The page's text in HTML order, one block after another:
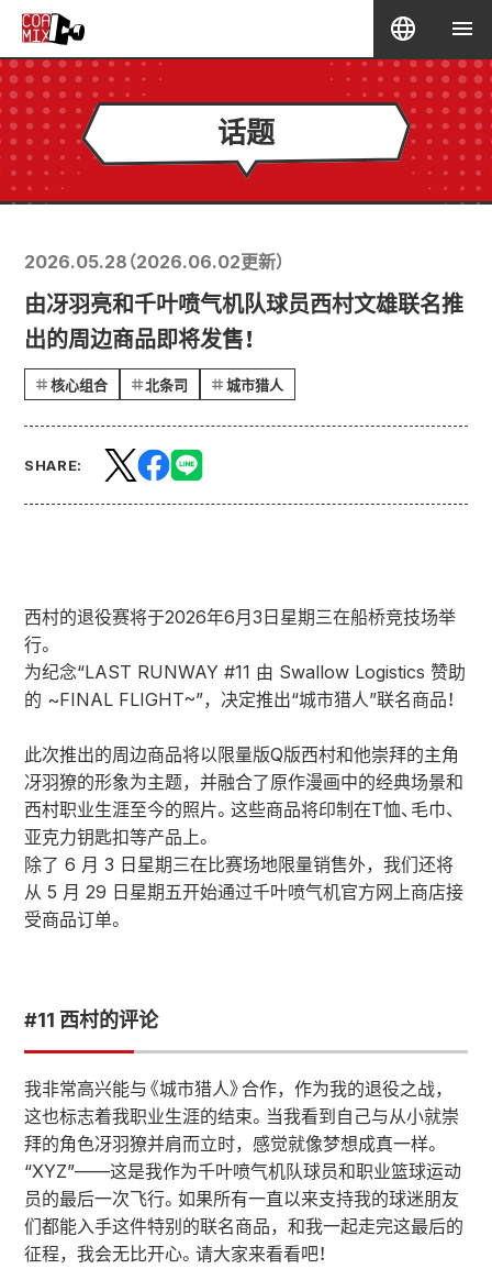
话题
2026.05.28 （2026.06.02更新）
由冴羽亮和千叶喷气机队球员西村文雄联名推
出的周边商品即将发售！
核心组合 北条司 城市猎人
SHARE:
西村的退役赛将于2026年6月3日星期三在船桥竞技场举
行。
为纪念“LAST RUNWAY #11 由 Swallow Logistics 赞助
的 ~FINAL FLIGHT~”，决定推出“城市猎人”联名商品！
此次推出的周边商品将以限量版Q版西村和他崇拜的主角
冴羽獠的形象为主题，并融合了原作漫画中的经典场景和
西村职业生涯至今的照片。这些商品将印制在T恤、毛巾、
亚克力钥匙扣等产品上。
除了 6 月 3 日星期三在比赛场地限量销售外，我们还将
从 5 月 29 日星期五开始通过千叶喷气机官方网上商店接
受商品订单。
#11 西村的评论
我非常高兴能与《城市猎人》合作，作为我的退役之战，
这也标志着我职业生涯的结束。当我看到自己与从小就崇
拜的角色冴羽獠并肩而立时，感觉就像梦想成真一样。
“XYZ”——这是我作为千叶喷气机队球员和职业篮球运动
员的最后一次飞行。如果所有一直以来支持我的球迷朋友
们都能入手这件特别的联名商品，和我一起走完这最后的
征程，我会无比开心。请大家来看看吧！